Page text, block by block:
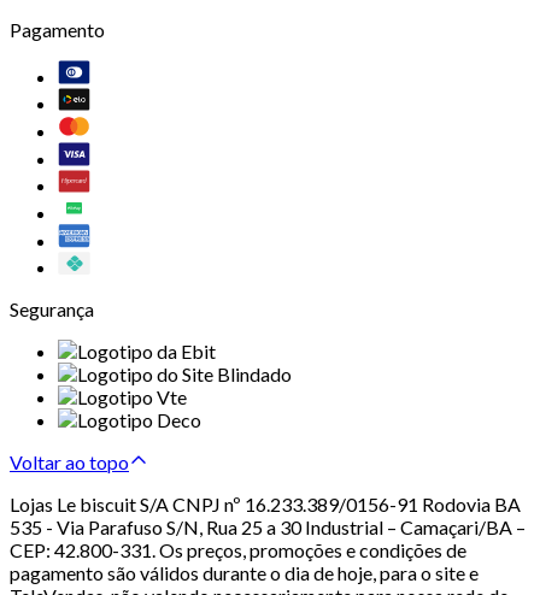
Pagamento
Segurança
Voltar ao topo
Lojas Le biscuit S/A CNPJ nº 16.233.389/0156-91 Rodovia BA
535 - Via Parafuso S/N, Rua 25 a 30 Industrial – Camaçari/BA –
CEP: 42.800-331. Os preços, promoções e condições de
pagamento são válidos durante o dia de hoje, para o site e